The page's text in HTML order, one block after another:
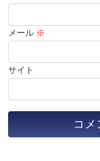
メール ※
サイト